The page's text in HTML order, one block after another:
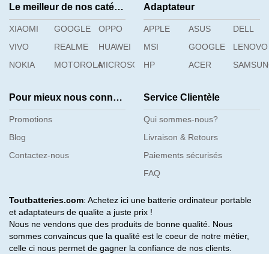
Le meilleur de nos catégories
XIAOMI GOOGLE
OPPO
VIVO
REALME
HUAWEI
NOKIA
MOTOROLAMICROSOFT
Adaptateur
APPLE ASUS
DELL
MSI
GOOGLE
LENOVO
HP
ACER
Pour mieux nous connaître
Promotions
Blog
Contactez-nous
Service Clientèle
Qui sommes-nous?
Livraison & Retours
Paiements sécurisés
FAQ
Toutbatteries.com: Achetez ici une batterie ordinateur portable
et adaptateurs de qualite a juste prix !
Nous ne vendons que des produits de bonne qualité. Nous
sommes convaincus que la qualité est le coeur de notre métier,
celle ci nous permet de gagner la confiance de nos clients.